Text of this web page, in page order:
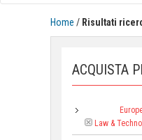
Home / Risultati
ACQUISTA
Law &